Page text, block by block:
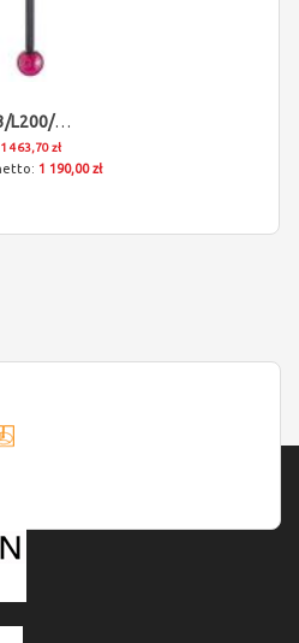
Trzpień Prosty Renishaw (M3/L200/D12)
1 463,70 zł
1 190,00 zł